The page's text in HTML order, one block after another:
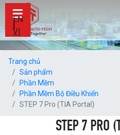
EN
VI
Trang chủ
Sản phẩm
Phần Mềm
Phần Mềm Bộ Điều Khiển
STEP 7 Pro (TIA Portal)
STEP 7 PRO